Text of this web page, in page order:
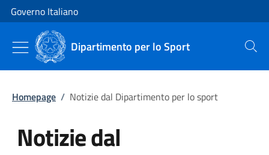
Vai al contenuto
Vai alla navigazione del sito
Governo Italiano
Dipartimento per lo Sport Cerca
Homepage / Notizie dal Dipartimento per lo sport
Notizie dal